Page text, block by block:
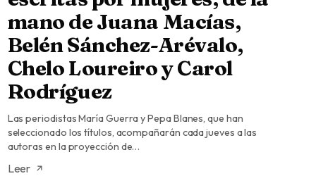
mano de Juana Macías,
Belén Sánchez-Arévalo,
Chelo Loureiro y Carol
Rodríguez
Las periodistas María Guerra y Pepa Blanes, que han
seleccionado los títulos, acompañarán cada jueves a las
autoras en la proyección de…
Leer